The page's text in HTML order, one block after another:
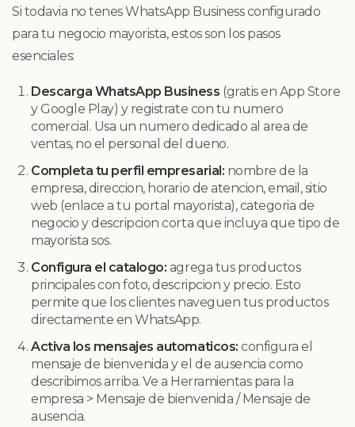
Si todavia no tenes WhatsApp Business configurado
para tu negocio mayorista, estos son los pasos
esenciales:
Descarga WhatsApp Business (gratis en App Store
y Google Play) y registrate con tu numero
comercial. Usa un numero dedicado al area de
ventas, no el personal del dueno.
Completa tu perfil empresarial: nombre de la
empresa, direccion, horario de atencion, email, sitio
web (enlace a tu portal mayorista), categoria de
negocio y descripcion corta que incluya que tipo de
mayorista sos.
Configura el catalogo: agrega tus productos
principales con foto, descripcion y precio. Esto
permite que los clientes naveguen tus productos
directamente en WhatsApp.
Activa los mensajes automaticos: configura el
mensaje de bienvenida y el de ausencia como
describimos arriba. Ve a Herramientas para la
empresa > Mensaje de bienvenida / Mensaje de
ausencia.